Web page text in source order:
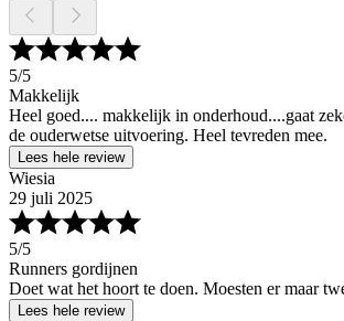
5/5
Makkelijk
Heel goed.... makkelijk in onderhoud....gaat
de ouderwetse uitvoering. Heel tevreden mee.
Lees hele review
Wiesia
29 juli 2025
5/5
Runners gordijnen
Doet wat het hoort te doen. Moesten er maar
Lees hele review